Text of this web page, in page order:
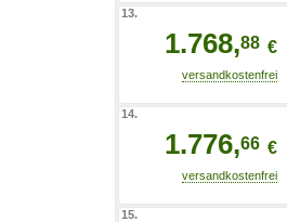
13.
1.768,88 €
14.
1.776,66 €
15.